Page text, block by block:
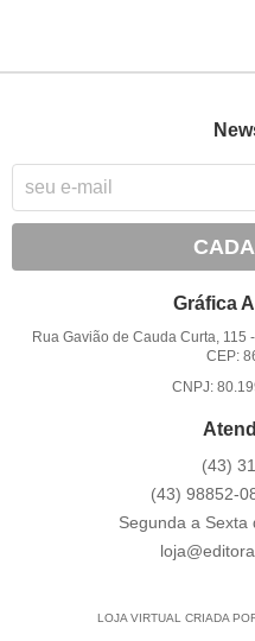
Gráfica
Rua Gavião de Cauda Curta, 115 -
CEP:
CNPJ:
(43)
(43) 98852-
Segunda a Sexta
LOJA VIRTUAL CRIADA